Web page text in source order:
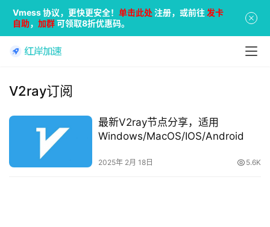
V2ray订阅
最新V2ray节点分享，适用
Windows/MacOS/IOS/Android
2025年 2月 18日 5.6K
Vmess 协议，更快更安全！ 单击此处注册，或前往 发卡
自助， 加群可领取8折优惠码。